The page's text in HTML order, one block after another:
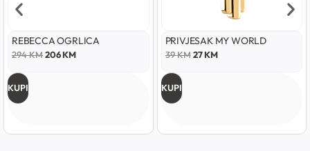
REBECCA OGRLICA
294KM206KM
KUPI
PRIVJESAK MY WORLD
39KM 27KM
KUPI